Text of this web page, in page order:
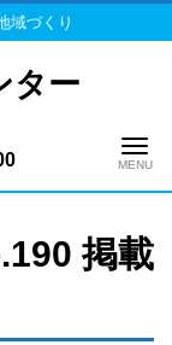
域づくり
ター
掲載